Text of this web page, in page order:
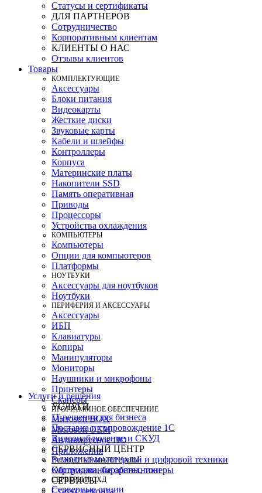
Статусы и сертификаты
ДЛЯ ПАРТНЕРОВ
Сотрудничество
Корпоративным клиентам
КЛИЕНТЫ О НАС
Отзывы клиентов
Товары
КOМПЛЕКТУЮЩИЕ
Аксессуары
Блоки питания
Видеокарты
Жесткие диски
Звуковые карты
Кабели и шлейфы
Контроллеры
Корпуса
Материнские платы
Накопители SSD
Память оперативная
Приводы
Процессоры
Устройства охлаждения
КОМПЬЮТЕРЫ
Компьютеры
Опции для компьютеров
Платформы
НОУТБУКИ
Аксессуары для ноутбуков
Ноутбуки
ПЕРИФЕРИЯ И АКСЕССУАРЫ
Аксессуары
ИБП
Клавиатуры
Копиры
Манипуляторы
Мониторы
Наушники и микрофоны
Принтеры
Сканеры
ПРОГРАММНОЕ ОБЕСПЕЧЕНИЕ
Microsoft BOX
Microsoft OEM
Антивирусное ПО
Приложения
РАСХОДНЫЕ МАТЕРИАЛЫ
Картриджи, барабаны, тонеры
СЕРВЕРЫ И СХД
Серверные опции
Услуги и решения
УСЛУГИ
IT-решения для бизнеса
Поставка и сопровождение 1C
Видеонаблюдение и СКУД
СЕРВИСНЫЙ ЦЕНТР
Ремонт компьютерной и цифровой техники
Обслуживание оргтехники
СЕРВИСЫ
Статус ремонта